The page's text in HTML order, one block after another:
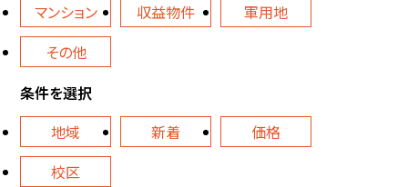
マンション
収益物件
軍用地
その他
条件を選択
地域
新着
価格
校区